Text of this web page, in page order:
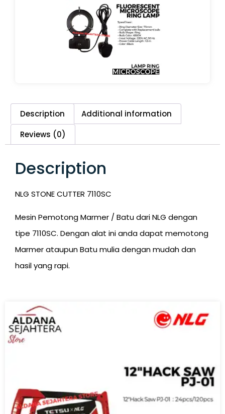
Description
Additional information
Reviews (0)
Description
NLG STONE CUTTER 7110SC
Mesin Pemotong Marmer / Batu dari NLG dengan
tipe 7110SC. Dengan alat ini anda dapat memotong
Marmer ataupun Batu mulia dengan mudah dan
hasil yang rapi.